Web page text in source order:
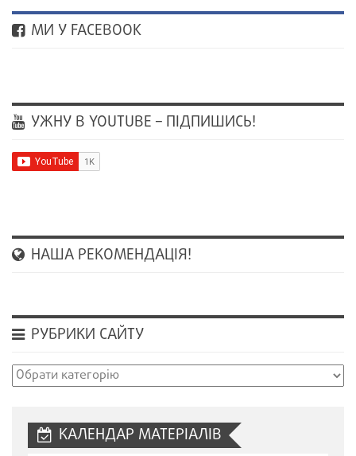
МИ У FACEBOOK
УЖНУ В YOUTUBE – ПІДПИШИСЬ!
НАША РЕКОМЕНДАЦІЯ!
РУБРИКИ САЙТУ
Рубрики
КАЛЕНДАР МАТЕРІАЛІВ